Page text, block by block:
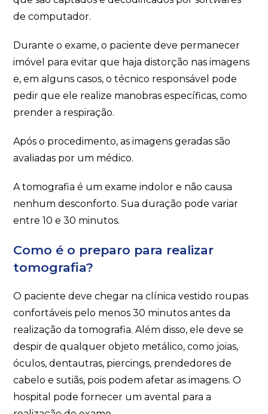
de computador.
Durante o exame, o paciente deve permanecer
imóvel para evitar que haja distorção nas imagens
e, em alguns casos, o técnico responsável pode
pedir que ele realize manobras específicas, como
prender a respiração.
Após o procedimento, as imagens geradas são
avaliadas por um médico.
A tomografia é um exame indolor e não causa
nenhum desconforto. Sua duração pode variar
entre 10 e 30 minutos.
Como é o preparo para realizar
tomografia?
O paciente deve chegar na clínica vestido roupas
confortáveis pelo menos 30 minutos antes da
realização da tomografia. Além disso, ele deve se
despir de qualquer objeto metálico, como joias,
óculos, dentautras, piercings, prendedores de
cabelo e sutiãs, pois podem afetar as imagens. O
hospital pode fornecer um avental para a